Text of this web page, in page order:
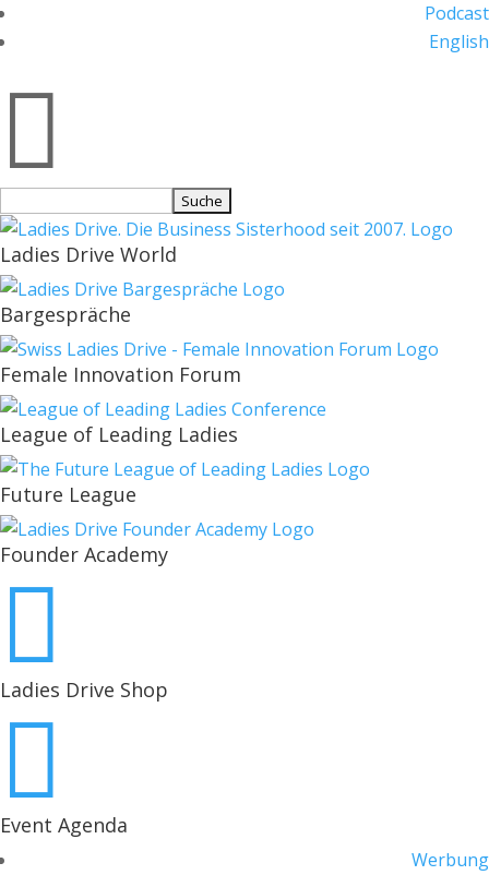
Podcast
English

nach:
Ladies Drive World
Bargespräche
Female Innovation Forum
League of Leading Ladies
Future League
Founder Academy

Ladies Drive Shop

Event Agenda
Werbung